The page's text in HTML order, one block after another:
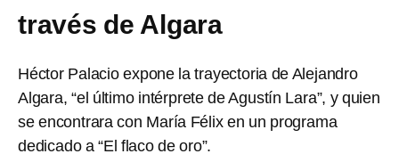
través de Algara
Héctor Palacio expone la trayectoria de Alejandro
Algara, “el último intérprete de Agustín Lara”, y quien
se encontrara con María Félix en un programa
dedicado a “El flaco de oro”.